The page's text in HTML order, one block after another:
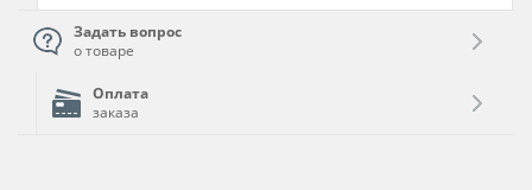
Задать вопрос
о товаре
Оплата
заказа